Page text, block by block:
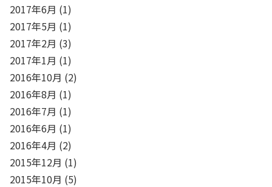
2017年6月 (1)
2017年5月 (1)
2017年2月 (3)
2017年1月 (1)
2016年10月 (2)
2016年8月 (1)
2016年7月 (1)
2016年6月 (1)
2016年4月 (2)
2015年12月 (1)
2015年10月 (5)